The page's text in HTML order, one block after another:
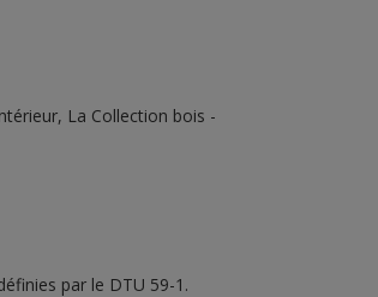
La Collection bois -
par le DTU 59-1.